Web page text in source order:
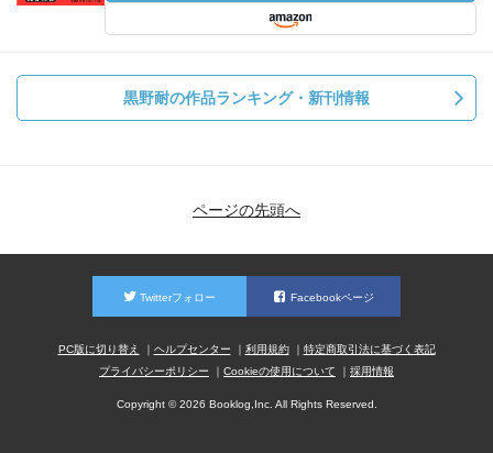
黒野耐の作品ランキング・新刊情報
ページの先頭へ
Twitterフォロー Facebookページ
PC版に切り替え ヘルプセンター 利用規約
特定商取引法に基づく表記
プライバシーポリシー
Cookieの使用について 採用情報
Copyright © 2026 Booklog,Inc. All Rights Reserved.